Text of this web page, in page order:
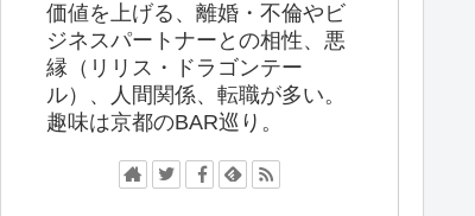
価値を上げる、離婚・不倫やビ
ジネスパートナーとの相性、悪
縁（リリス・ドラゴンテー
ル）、人間関係、転職が多い。
趣味は京都のBAR巡り。